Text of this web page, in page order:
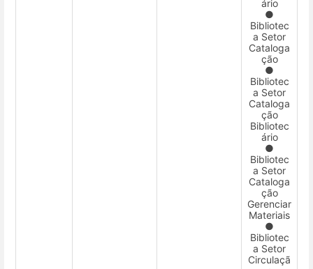
ário
●
Bibliotec
a Setor
Cataloga
ção
●
Bibliotec
a Setor
Cataloga
ção
Bibliotec
ário
●
Bibliotec
a Setor
Cataloga
ção
Gerenciar
Materiais
●
Bibliotec
a Setor
Circulaçã